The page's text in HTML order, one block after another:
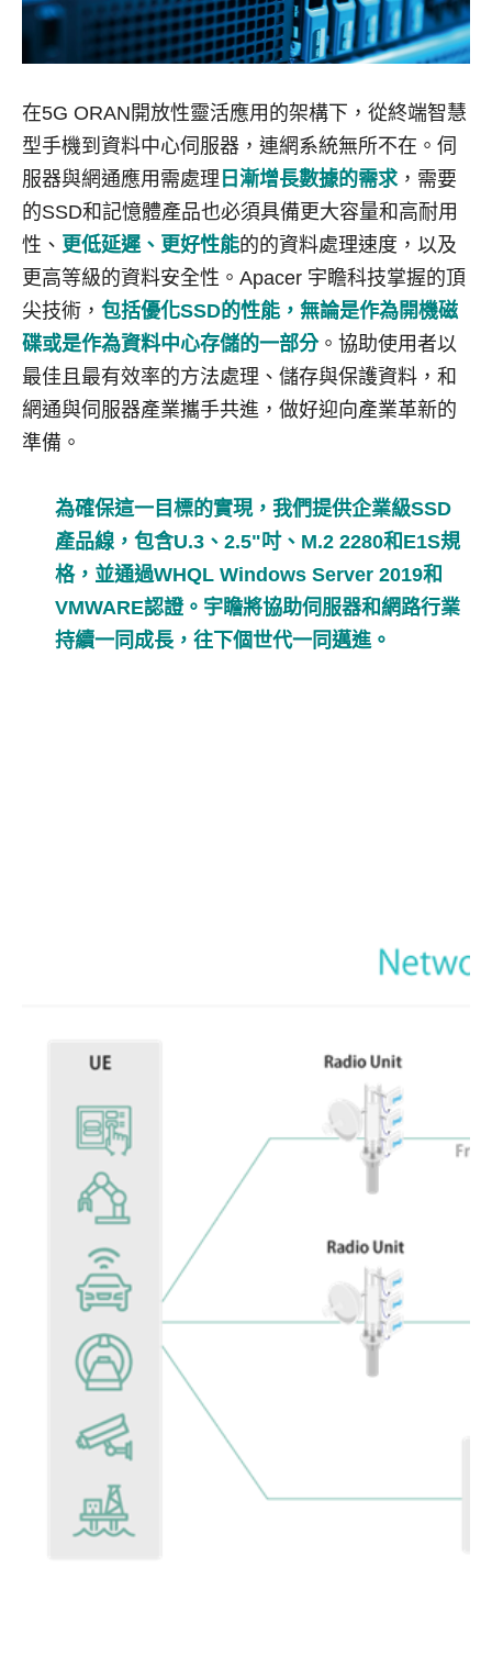
在5G ORAN開放性靈活應用的架構下，從終端智慧
型手機到資料中心伺服器，連網系統無所不在。伺
服器與網通應用需處理 日漸增長數據的需求，需要
的SSD和記憶體產品也必須具備更大容量和高耐用
性、 更低延遲、更好性能的的資料處理速度，以及
更高等級的資料安全性。Apacer 宇瞻科技掌握的頂
尖技術， 包括優化SSD的性能，無論是作為開機磁
碟或是作為資料中心存儲的一部分。 協助使用者以
最佳且最有效率的方法處理、儲存與保護資料，和
網通與伺服器產業攜手共進，做好迎向產業革新的
準備。
為確保這一目標的實現，我們提供企業級SSD
產品線，包含U.3、2.5"吋、M.2 2280和E1S規
格，並通過WHQL Windows Server 2019和
VMWARE認證。宇瞻將協助伺服器和網路行業
持續一同成長，往下個世代一同邁進。